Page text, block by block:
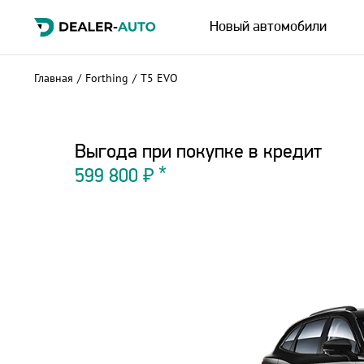
Новый автомобили
Главная / Forthing / T5 EVO
Выгода при покупке в кредит
599 800 ₽